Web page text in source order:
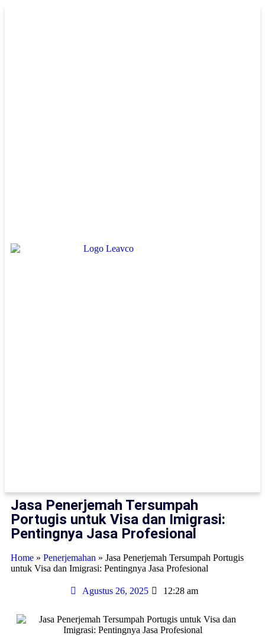
Jasa Penerjemah Tersumpah
Portugis untuk Visa dan Imigrasi:
Pentingnya Jasa Profesional
Home » Penerjemahan » Jasa Penerjemah Tersumpah Portugis
untuk Visa dan Imigrasi: Pentingnya Jasa Profesional
Agustus 26, 2025 12:28 am